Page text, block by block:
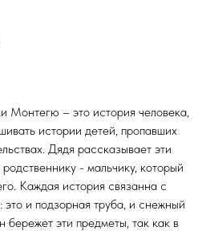
Монтегю – это история человека,
истории детей, пропавших
Дядя рассказывает эти
- мальчику, который
Каждая история связанна с
и подзорная труба, и снежный
эти предметы, так как в